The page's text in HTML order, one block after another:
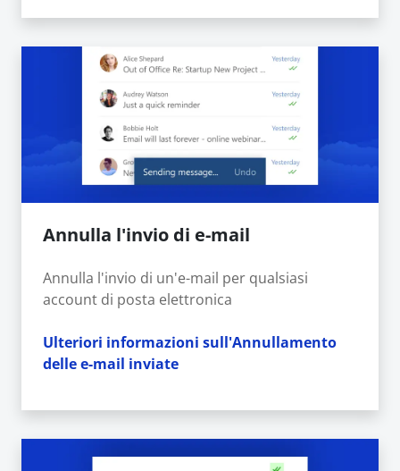
Annulla l'invio di e-mail
Annulla l'invio di un'e-mail per qualsiasi
account di posta elettronica
Ulteriori informazioni sull'Annullamento
delle e-mail inviate